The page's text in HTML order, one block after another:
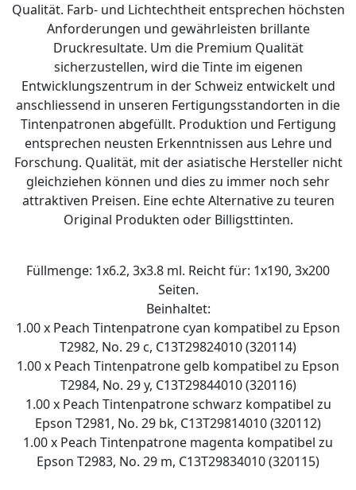
Qualität. Farb- und Lichtechtheit entsprechen höchsten
Anforderungen und gewährleisten brillante
Druckresultate. Um die Premium Qualität
sicherzustellen, wird die Tinte im eigenen
Entwicklungszentrum in der Schweiz entwickelt und
anschliessend in unseren Fertigungsstandorten in die
Tintenpatronen abgefüllt. Produktion und Fertigung
entsprechen neusten Erkenntnissen aus Lehre und
Forschung. Qualität, mit der asiatische Hersteller nicht
gleichziehen können und dies zu immer noch sehr
attraktiven Preisen. Eine echte Alternative zu teuren
Original Produkten oder Billigsttinten.
Füllmenge: 1x6.2, 3x3.8 ml. Reicht für: 1x190, 3x200
Seiten.
Beinhaltet:
1.00 x Peach Tintenpatrone cyan kompatibel zu Epson
T2982, No. 29 c, C13T29824010 (320114)
1.00 x Peach Tintenpatrone gelb kompatibel zu Epson
T2984, No. 29 y, C13T29844010 (320116)
1.00 x Peach Tintenpatrone schwarz kompatibel zu
Epson T2981, No. 29 bk, C13T29814010 (320112)
1.00 x Peach Tintenpatrone magenta kompatibel zu
Epson T2983, No. 29 m, C13T29834010 (320115)